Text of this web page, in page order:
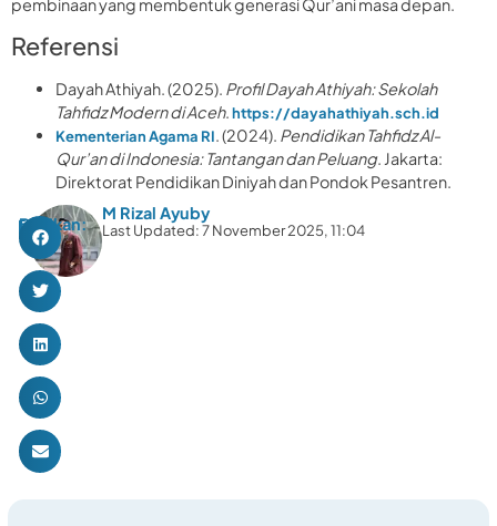
pembinaan yang membentuk generasi Qur’ani masa depan.
Referensi
Dayah Athiyah. (2025). Profil Dayah Athiyah: Sekolah
Tahfidz Modern di Aceh.https://dayahathiyah.sch.id
Kementerian Agama RI. (2024). Pendidikan Tahfidz Al-
Qur’an di Indonesia: Tantangan dan Peluang. Jakarta:
Direktorat Pendidikan Diniyah dan Pondok Pesantren.
M Rizal Ayuby
Last Updated: 7 November 2025, 11:04
Bagikan: